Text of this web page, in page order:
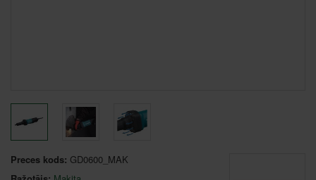
Preces kods: GD0600_MAK